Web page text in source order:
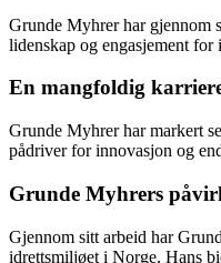
Grunde Myhrer har gjennom
lidenskap og engasjement
En mangfoldig
Grunde Myhrer har markert
pådriver for innovasjon og
Grunde Myhrers
Gjennom sitt arbeid har
idrettsmiljøet i Norge. Hans